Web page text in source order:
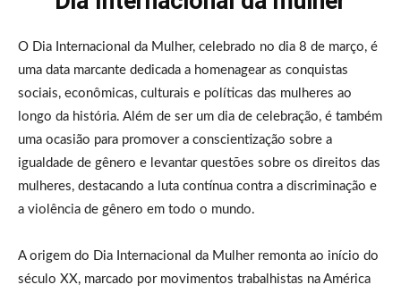
O Dia Internacional da Mulher, celebrado no dia 8 de março, é
uma data marcante dedicada a homenagear as conquistas
sociais, econômicas, culturais e políticas das mulheres ao
longo da história. Além de ser um dia de celebração, é também
uma ocasião para promover a conscientização sobre a
igualdade de gênero e levantar questões sobre os direitos das
mulheres, destacando a luta contínua contra a discriminação e
a violência de gênero em todo o mundo.
A origem do Dia Internacional da Mulher remonta ao início do
século XX, marcado por movimentos trabalhistas na América